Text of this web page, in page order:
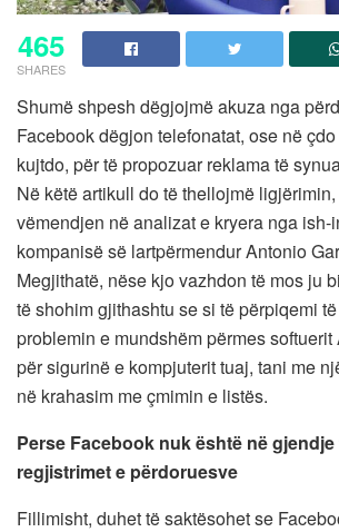
465
SHARES
Shumë shpesh dëgjojmë akuza nga
Facebook dëgjon telefonatat, ose në
kujtdo, për të propozuar reklama të
Në këtë artikull do të thellojmë
vëmendjen në analizat e kryera nga ish-
kompanisë së lartpërmendur Antonio
Megjithatë, nëse kjo vazhdon të mos ju
të shohim gjithashtu se si të përpiqemi
problemin e mundshëm përmes softuerit
për sigurinë e kompjuterit tuaj, tani me
në krahasim me çmimin e listës.
Perse Facebook nuk është në
regjistrimet e përdoruesve
Fillimisht, duhet të saktësohet se